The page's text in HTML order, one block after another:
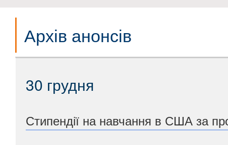
Архів анонсів
30 грудня
Стипендії на навчання в США за